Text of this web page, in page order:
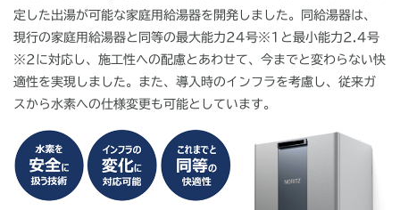
定した出湯が可能な家庭用給湯器を開発しました。同給湯器は、
現行の家庭用給湯器と同等の最大能力24号※1と最小能力2.4号
※2に対応し、施工性への配慮とあわせて、今までと変わらない快
適性を実現しました。また、導入時のインフラを考慮し、従来ガ
スから水素への仕様変更も可能としています。